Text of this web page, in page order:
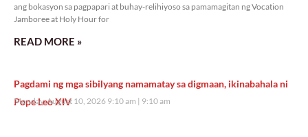
ang bokasyon sa pagpapari at buhay-relihiyoso sa pamamagitan ng Vocation
Jamboree at Holy Hour for
READ MORE »
Pagdami ng mga sibilyang namamatay sa digmaan, ikinabahala ni
Pope Leo XIV
Monday, August 10, 2026 9:10 am 9:10 am